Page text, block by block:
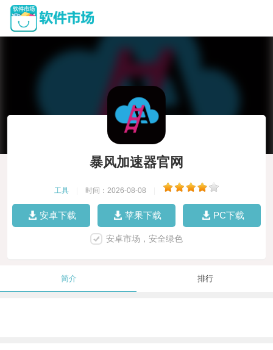
暴风加速器官网
工具 时间：2026-08-08
安卓下载 苹果下载 PC下载
安卓市场，安全绿色
简介 排行